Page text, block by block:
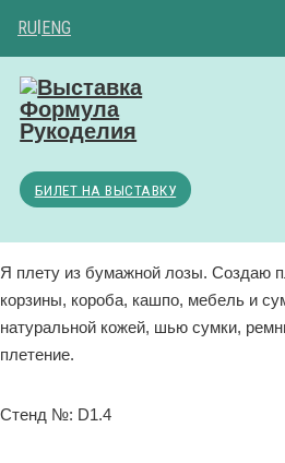
RU ENG
БИЛЕТ НА ВЫСТАВКУ
Я плету из бумажной лозы. Создаю
корзины, короба, кашпо, мебель и
натуральной кожей, шью сумки,
плетение.
Стенд №: D1.4